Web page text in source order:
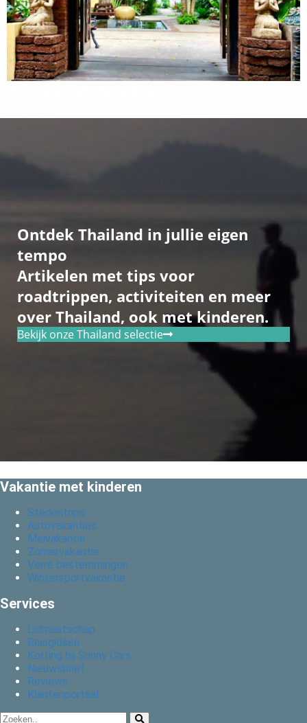
Ontdek Thailand in jullie eigen
tempo
Artikelen met tips voor
roadtrippen, activiteiten en meer
over Thailand, ook met kinderen.
Bekijk onze Thailand selectie
Vakantie met kinderen
Stedentrips
Autovakanties
Meivakantie
Zomervakantie
Verre bestemmingen
Wintersportvakantie
Services
Lidmaatschap
Reisgidsen
Korting bij Sunny Cars
Nieuwsbrief
Reviews
Klantenportaal